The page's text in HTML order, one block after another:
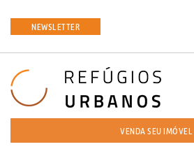
NEWSLETTER
VENDA SEU IMÓVEL